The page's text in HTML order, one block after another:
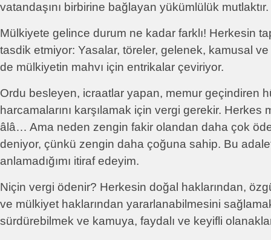
vatandaşını birbirine bağlayan yükümlülük mutlaktır.
Mülkiyete gelince durum ne kadar farklı! Herkesin
tasdik etmiyor: Yasalar, töreler, gelenek, kamusal
de mülkiyetin mahvı için entrikalar çeviriyor.
Ordu besleyen, icraatlar yapan, memur geçindiren
harcamalarını karşılamak için vergi gerekir. Herkes
âlâ… Ama neden zengin fakir olandan daha çok
deniyor, çünkü zengin daha çoğuna sahip. Bu
anlamadığımı itiraf edeyim.
Niçin vergi ödenir? Herkesin doğal haklarından,
ve mülkiyet haklarından yararlanabilmesini
sürdürebilmek ve kamuya, faydalı ve keyifli